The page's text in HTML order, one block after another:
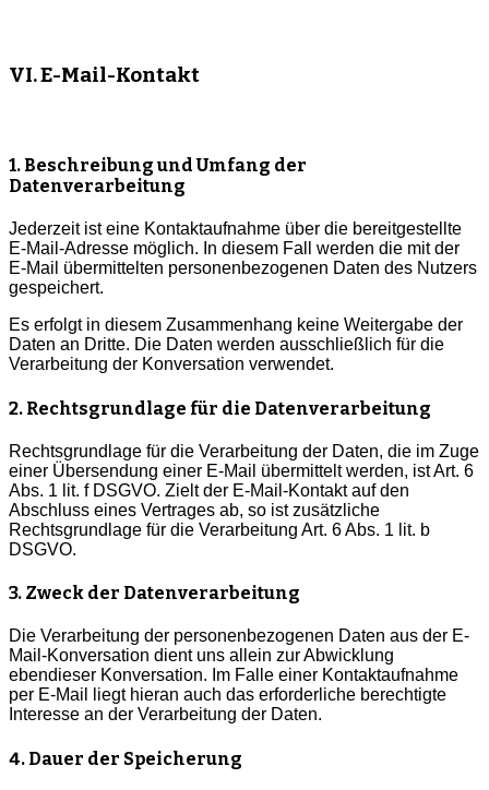
VI. E-Mail-Kontakt
1. Beschreibung und Umfang der
Datenverarbeitung
Jederzeit ist eine Kontaktaufnahme über die bereitgestellte
E-Mail-Adresse möglich. In diesem Fall werden die mit der
E-Mail übermittelten personenbezogenen Daten des Nutzers
gespeichert.
Es erfolgt in diesem Zusammenhang keine Weitergabe der
Daten an Dritte. Die Daten werden ausschließlich für die
Verarbeitung der Konversation verwendet.
2. Rechtsgrundlage für die Datenverarbeitung
Rechtsgrundlage für die Verarbeitung der Daten, die im Zuge
einer Übersendung einer E-Mail übermittelt werden, ist Art. 6
Abs. 1 lit. f DSGVO. Zielt der E-Mail-Kontakt auf den
Abschluss eines Vertrages ab, so ist zusätzliche
Rechtsgrundlage für die Verarbeitung Art. 6 Abs. 1 lit. b
DSGVO.
3. Zweck der Datenverarbeitung
Die Verarbeitung der personenbezogenen Daten aus der E-
Mail-Konversation dient uns allein zur Abwicklung
ebendieser Konversation. Im Falle einer Kontaktaufnahme
per E-Mail liegt hieran auch das erforderliche berechtigte
Interesse an der Verarbeitung der Daten.
4. Dauer der Speicherung